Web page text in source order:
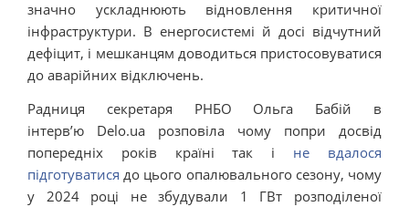
значно ускладнюють відновлення критичної
інфраструктури. В енергосистемі й досі відчутний
дефіцит, і мешканцям доводиться пристосовуватися
до аварійних відключень.
Радниця секретаря РНБО Ольга Бабій в
інтерв’ю Delo.ua розповіла чому попри досвід
попередніх років країні так і не вдалося
підготуватисядо цього опалювального сезону, чому
у 2024 році не збудували 1 ГВт розподіленої